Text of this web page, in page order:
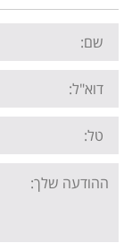
Name:
Email:
Tel:
Your
message: